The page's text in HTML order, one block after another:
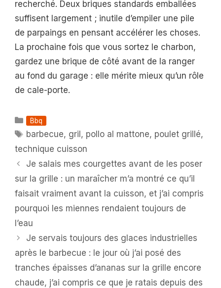
recherché. Deux briques standards emballées
suffisent largement ; inutile d’empiler une pile
de parpaings en pensant accélérer les choses.
La prochaine fois que vous sortez le charbon,
gardez une brique de côté avant de la ranger
au fond du garage : elle mérite mieux qu’un rôle
de cale-porte.
Catégories
Bbq
Étiquettes
barbecue, gril, pollo al mattone, poulet grillé,
technique cuisson
Je salais mes courgettes avant de les poser
sur la grille : un maraîcher m’a montré ce qu’il
faisait vraiment avant la cuisson, et j’ai compris
pourquoi les miennes rendaient toujours de
l’eau
Je servais toujours des glaces industrielles
après le barbecue : le jour où j’ai posé des
tranches épaisses d’ananas sur la grille encore
chaude, j’ai compris ce que je ratais depuis des